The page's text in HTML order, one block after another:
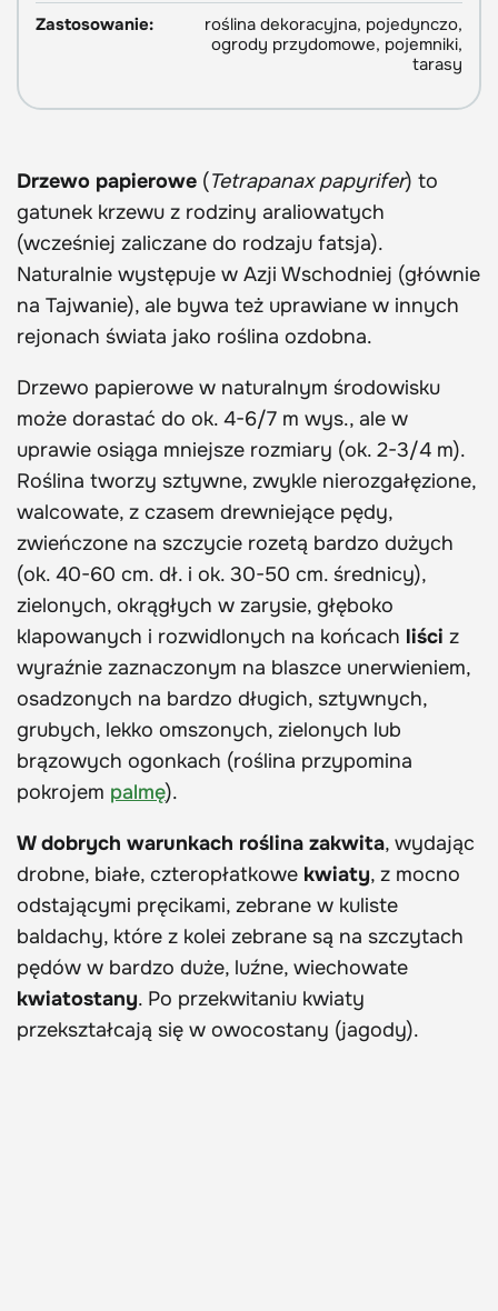
Zastosowanie:
roślina dekoracyjna, pojedynczo,
ogrody przydomowe, pojemniki,
tarasy
Drzewo papierowe (Tetrapanax papyrifer) to
gatunek krzewu z rodziny araliowatych
(wcześniej zaliczane do rodzaju fatsja).
Naturalnie występuje w Azji Wschodniej (głównie
na Tajwanie), ale bywa też uprawiane w innych
rejonach świata jako roślina ozdobna.
Drzewo papierowe w naturalnym środowisku
może dorastać do ok. 4-6/7 m wys., ale w
uprawie osiąga mniejsze rozmiary (ok. 2-3/4 m).
Roślina tworzy sztywne, zwykle nierozgałęzione,
walcowate, z czasem drewniejące pędy,
zwieńczone na szczycie rozetą bardzo dużych
(ok. 40-60 cm. dł. i ok. 30-50 cm. średnicy),
zielonych, okrągłych w zarysie, głęboko
klapowanych i rozwidlonych na końcach liści z
wyraźnie zaznaczonym na blaszce unerwieniem,
osadzonych na bardzo długich, sztywnych,
grubych, lekko omszonych, zielonych lub
brązowych ogonkach (roślina przypomina
pokrojem palmę).
W dobrych warunkach roślina zakwita, wydając
drobne, białe, czteropłatkowe kwiaty, z mocno
odstającymi pręcikami, zebrane w kuliste
baldachy, które z kolei zebrane są na szczytach
pędów w bardzo duże, luźne, wiechowate
kwiatostany. Po przekwitaniu kwiaty
przekształcają się w owocostany (jagody).